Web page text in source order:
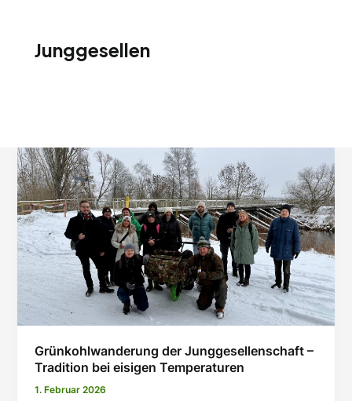
Junggesellen
Grünkohlwanderung der Junggesellenschaft –
Tradition bei eisigen Temperaturen
1. Februar 2026